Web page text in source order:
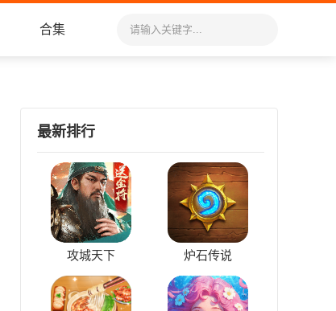
合集
最新排行
攻城天下 炉石传说